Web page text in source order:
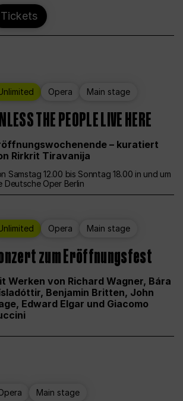
Tickets
Opera Main stage
THE PEOPLE LIVE HERE
– kuratiert
Rirkrit Tiravanija
Samstag 12.00 bis Sonntag 18.00 in und um
Deutsche Oper Berlin
Opera Main stage
zum Eröffnungsfest
Werken von Richard Wagner, Bára
Benjamin Britten, John
Edward Elgar und Giacomo
Main stage